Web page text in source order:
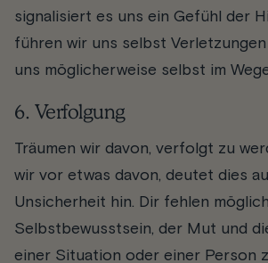
signalisiert es uns ein Gefühl der
führen wir uns selbst
uns möglicherweise selbst im
6. Verfolgung
Träumen wir davon, verfolgt zu
wir vor etwas davon, deutet dies
Unsicherheit hin. Dir fehlen
Selbstbewusstsein, der Mut und
einer Situation oder einer Person